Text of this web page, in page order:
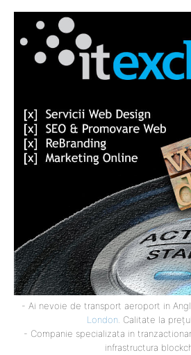
- Ai nevoie de transport aeroport in
London . Calitate la
- Companie specializata in
infrastructura